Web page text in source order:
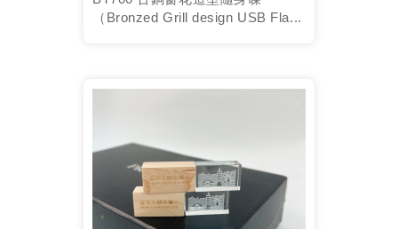
（Bronzed Grill design USB Fla...